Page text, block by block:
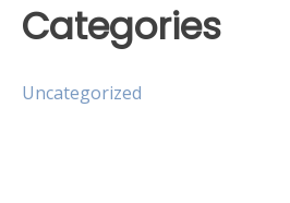
Categories
Uncategorized